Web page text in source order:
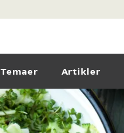
Temaer Artikler